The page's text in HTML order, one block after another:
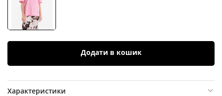
Додати в кошик
Характеристики